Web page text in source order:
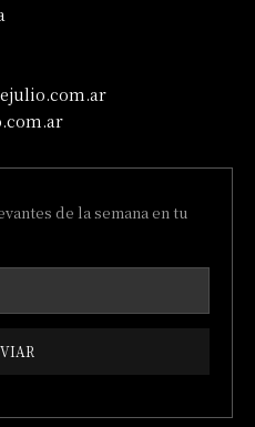
de la semana en tu